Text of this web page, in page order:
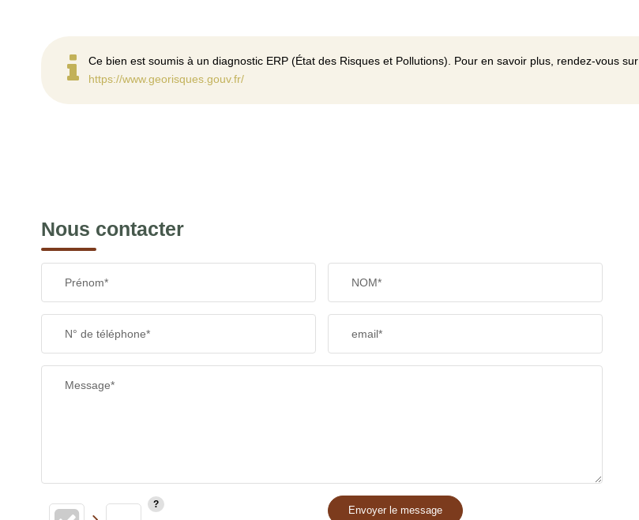
Ce bien est soumis à un diagnostic ERP (État des Risques et Pollutions). Pour en savoir plus, rendez-vous sur
https://www.georisques.gouv.fr/
Nous contacter
Prénom* NOM*
N° de téléphone* email*
Message*
Envoyer le message